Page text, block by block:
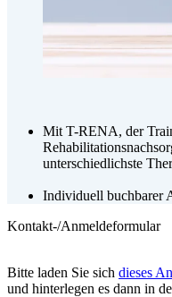
Mit T-RENA, der
unterschiedlichste
Individuell buchbarer
Kontakt-/Anmeldeformular
Bitte laden Sie sich dieses
und hinterlegen es dann in